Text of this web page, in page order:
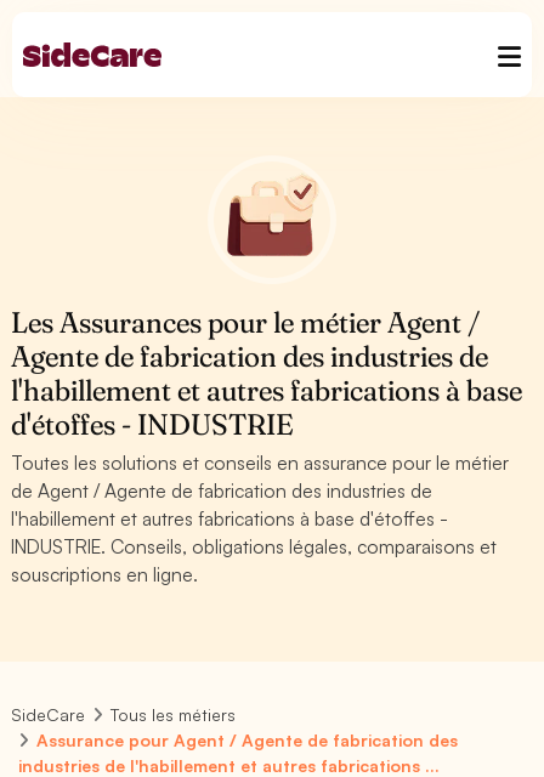
Les Assurances pour le métier Agent /
Agente de fabrication des industries de
l'habillement et autres fabrications à base
d'étoffes - INDUSTRIE
Toutes les solutions et conseils en assurance pour le métier
de Agent / Agente de fabrication des industries de
l'habillement et autres fabrications à base d'étoffes -
INDUSTRIE. Conseils, obligations légales, comparaisons et
souscriptions en ligne.
SideCare
Tous les métiers
Assurance pour Agent / Agente de fabrication des
industries de l'habillement et autres fabrications ...